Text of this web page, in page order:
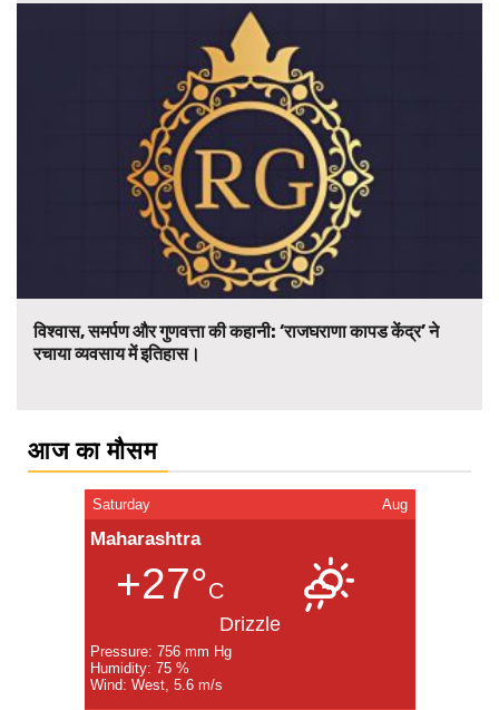
विश्वास, समर्पण और गुणवत्ता की कहानी: ‘राजघराणा कापड केंद्र’ ने
रचाया व्यवसाय में इतिहास।
आज का मौसम
Saturday Aug
Maharashtra
+27°C
Drizzle
Pressure: 756 mm Hg
Humidity: 75 %
Wind: West, 5.6 m/s